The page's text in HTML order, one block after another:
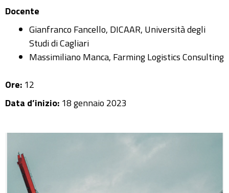
Docente
Gianfranco Fancello, DICAAR, Università degli
Studi di Cagliari
Massimiliano Manca, Farming Logistics Consulting
Ore: 12
Data d’inizio: 18 gennaio 2023